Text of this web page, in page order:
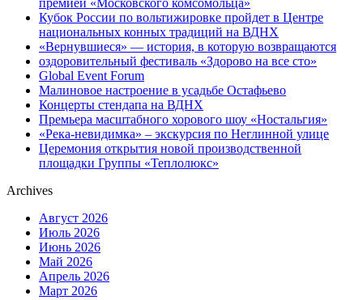
Кубок России по вольтижировке пройдет в Центре
национальных конных традиций на ВДНХ
«Вернувшиеся» — история, в которую возвращаются
оздоровительный фестиваль «Здорово на все сто»
Global Event Forum
Малиновое настроение в усадьбе Остафьево
Концерты стендапа на ВДНХ
Премьера масштабного хорового шоу «Ностальгия»
«Река-невидимка» – экскурсия по Неглинной улице
Церемония открытия новой производственной
площадки Группы «Теплолюкс»
Archives
Август 2026
Июль 2026
Июнь 2026
Май 2026
Апрель 2026
Март 2026